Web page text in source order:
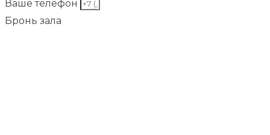
Ваше телефон
Бронь зала